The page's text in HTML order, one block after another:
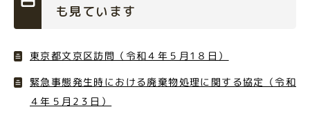
も見ています
東京都文京区訪問（令和４年５月1８日）
緊急事態発生時における廃棄物処理に関する協定（令和
４年５月2３日）